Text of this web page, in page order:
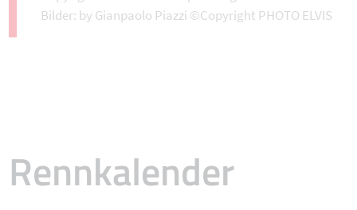
Bilder: by Gianpaolo Piazzi ©Copyright PHOTO ELVIS
Rennkalender